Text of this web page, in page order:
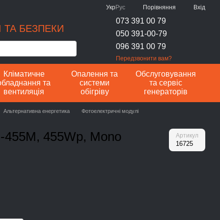
УкрРус Порівняння Вхід
БЕЗПЕКИ
073 391 00 79
050 391-00-79
096 391 00 79
Передзвонити вам?
Кліматичне
та
вентиляція
Опалення та
системи
обігріву
Обслуговування
та сервіс
генераторів
Альтернативна енергетика Фотоелектричні модулі
455Wp, Mono Артикул
16725